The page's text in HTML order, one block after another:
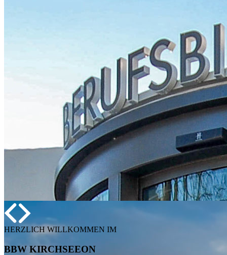
HERZLICH WILLKOMMEN IM
BBW KIRCHSEEON